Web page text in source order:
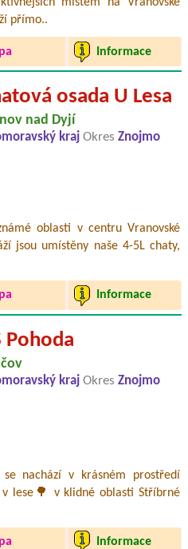
místem na Vranovské
přímo..
Informace
osada U Lesa
nad Dyjí
kraj Okres Znojmo
oblasti v centru Vranovské
jsou umístěny naše 4-5L chaty,
Informace
Pohoda
kraj Okres Znojmo
se nachází v krásném prostředí
lese🌳 v klidné oblasti Stříbrné
Informace